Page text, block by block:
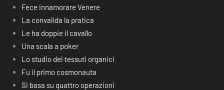
Fece innamorare Venere
La convalida la pratica
Le ha doppie il cavallo
Una scala a poker
Lo studio dei tessuti organici
Fu il primo cosmonauta
Si basa su quattro operazioni